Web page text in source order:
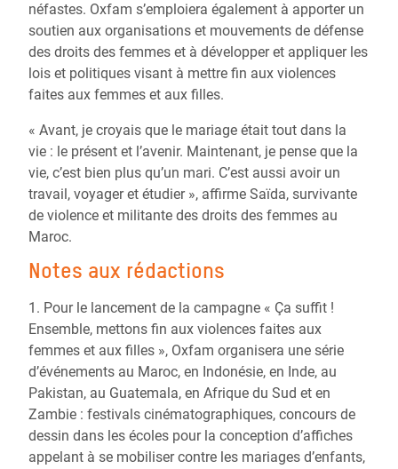
néfastes. Oxfam s’emploiera également à apporter un
soutien aux organisations et mouvements de défense
des droits des femmes et à développer et appliquer les
lois et politiques visant à mettre fin aux violences
faites aux femmes et aux filles.
« Avant, je croyais que le mariage était tout dans la
vie : le présent et l’avenir. Maintenant, je pense que la
vie, c’est bien plus qu’un mari. C’est aussi avoir un
travail, voyager et étudier », affirme Saïda, survivante
de violence et militante des droits des femmes au
Maroc.
Notes aux rédactions
1. Pour le lancement de la campagne « Ça suffit !
Ensemble, mettons fin aux violences faites aux
femmes et aux filles », Oxfam organisera une série
d’événements au Maroc, en Indonésie, en Inde, au
Pakistan, au Guatemala, en Afrique du Sud et en
Zambie : festivals cinématographiques, concours de
dessin dans les écoles pour la conception d’affiches
appelant à se mobiliser contre les mariages d’enfants,